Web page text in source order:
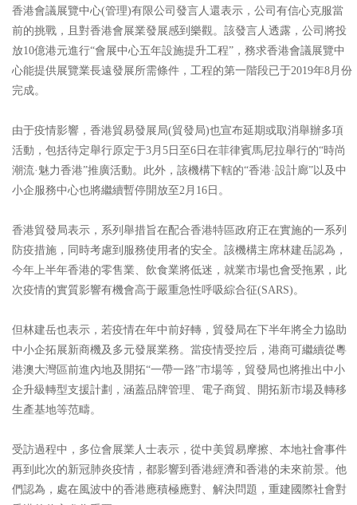
香港會議展覽中心(管理)有限公司發言人還表示，公司有信心克服當
前的挑戰，且對香港會展業發展感到樂觀。該發言人透露，公司將投
放10億港元進行“會展中心五年設施提升工程”，務求香港會議展覽中
心能提供展覽業長遠發展所需條件，工程的第一階段已于2019年8月份
完成。
由于疫情影響，香港貿易發展局(貿發局)也宣布延期或取消舉辦多項
活動，包括待定舉行原定于3月5日至6日在菲律賓馬尼拉舉行的“時尚
潮流·魅力香港”推廣活動。此外，該機構下轄的“香港·設計廊”以及中
小企服務中心也將繼續暫停開放至2月16日。
香港貿發局表示，系列舉措旨在配合香港特區政府正在實施的一系列
防疫措施，同時考慮到服務使用者的安全。該機構主席林建岳認為，
今年上半年香港的零售業、飲食業將低迷，就業市場也會受拖累，此
次疫情的實質影響有機會高于嚴重急性呼吸綜合征(SARS)。
但林建岳也表示，若疫情在年中前好轉，貿發局在下半年將全力協助
中小企拓展新商機及多元發展業務。當疫情受控后，港商可繼續從粵
港澳大灣區前進內地及開拓“一帶一路”市場等，貿發局也將推出中小
企升級轉型支援計劃，涵蓋品牌管理、電子商貿、開拓新市場及轉移
生產基地等范疇。
受訪過程中，多位會展業人士表示，從中美貿易摩擦、本地社會事件
再到此次的新冠肺炎疫情，都影響到香港經濟和香港的未來前景。他
們認為，處在風波中的香港應積極應對、解決問題，重建國際社會對